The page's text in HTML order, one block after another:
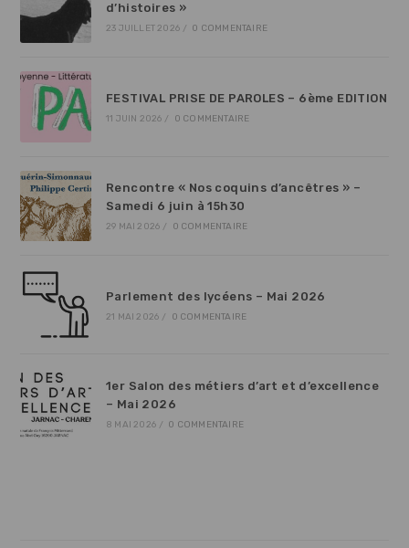
d’histoires »
23 JUILLET 2026 / 0 COMMENTAIRE
FESTIVAL PRISE DE PAROLES – 6ème EDITION
11 JUIN 2026 / 0 COMMENTAIRE
Rencontre « Nos coquins d’ancêtres » –
Samedi 6 juin à 15h30
29 MAI 2026 / 0 COMMENTAIRE
Parlement des lycéens – Mai 2026
21 MAI 2026 / 0 COMMENTAIRE
1er Salon des métiers d’art et d’excellence
– Mai 2026
8 MAI 2026 / 0 COMMENTAIRE